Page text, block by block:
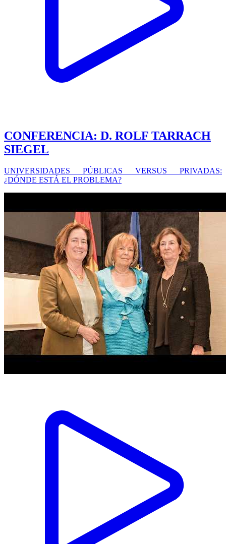
CONFERENCIA: D. ROLF TARRACH
SIEGEL
UNIVERSIDADES PÚBLICAS VERSUS PRIVADAS:
¿DÓNDE ESTÁ EL PROBLEMA?